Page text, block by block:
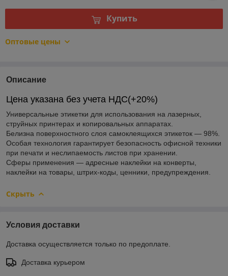
Купить
Оптовые цены
Описание
Цена указана без учета НДС(+20%)
Универсальные этикетки для использования на лазерных,
струйных принтерах и копировальных аппаратах.
Белизна поверхностного слоя самоклеящихся этикеток ― 98%.
Особая технология гарантирует безопасность офисной техники
при печати и неслипаемость листов при хранении.
Сферы применения ― адресные наклейки на конверты,
наклейки на товары, штрих-коды, ценники, предупреждения.
Скрыть
Условия доставки
Доставка осуществляется только по предоплате.
Доставка курьером